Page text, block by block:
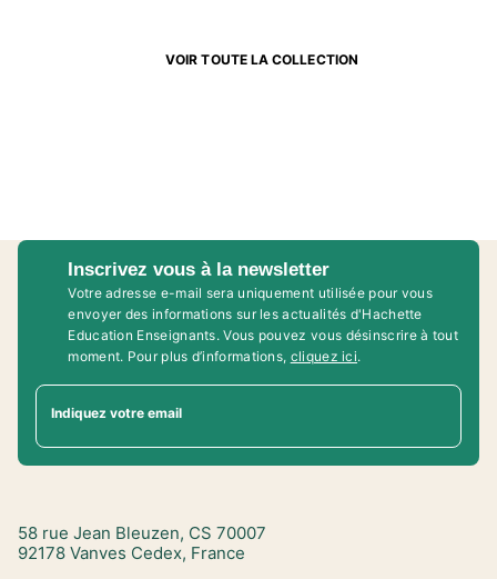
VOIR TOUTE LA COLLECTION
Inscrivez vous à la newsletter
Votre adresse e-mail sera uniquement utilisée pour vous
envoyer des informations sur les actualités d'Hachette
Education Enseignants. Vous pouvez vous désinscrire à tout
moment. Pour plus d’informations, cliquez ici.
Indiquez votre email
58 rue Jean Bleuzen, CS 70007
92178 Vanves Cedex, France